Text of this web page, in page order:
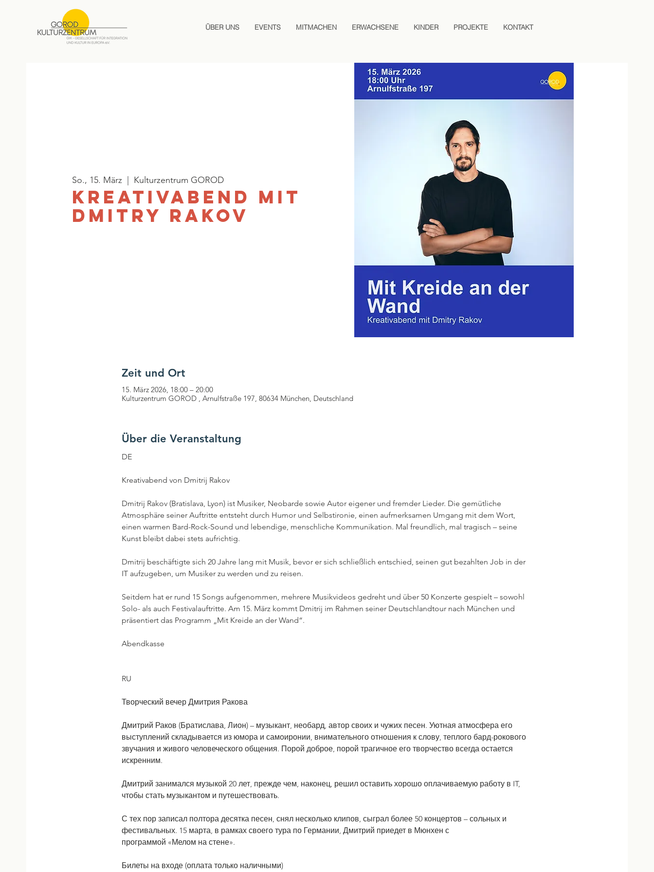
ÜBER UNS EVENTS MITMACHEN ERWACHSENE KINDER PROJEKTE KONTAKT
So., 15. März Kulturzentrum GOROD
Kreativabend mit
Dmitry Rakov
Zeit und Ort
15. März 2026, 18:00 – 20:00
Kulturzentrum GOROD , Arnulfstraße 197, 80634 München, Deutschland
Über die Veranstaltung
DE
Kreativabend von Dmitrij Rakov
Dmitrij Rakov (Bratislava, Lyon) ist Musiker, Neobarde sowie Autor eigener und fremder Lieder. Die gemütliche
Atmosphäre seiner Auftritte entsteht durch Humor und Selbstironie, einen aufmerksamen Umgang mit dem Wort,
einen warmen Bard-Rock-Sound und lebendige, menschliche Kommunikation. Mal freundlich, mal tragisch – seine
Kunst bleibt dabei stets aufrichtig.
Dmitrij beschäftigte sich 20 Jahre lang mit Musik, bevor er sich schließlich entschied, seinen gut bezahlten Job in der
IT aufzugeben, um Musiker zu werden und zu reisen.
Seitdem hat er rund 15 Songs aufgenommen, mehrere Musikvideos gedreht und über 50 Konzerte gespielt – sowohl
Solo- als auch Festivalauftritte. Am 15. März kommt Dmitrij im Rahmen seiner Deutschlandtour nach München und
präsentiert das Programm „Mit Kreide an der Wand“.
Abendkasse
RU
Творческий вечер Дмитрия Ракова
Дмитрий Раков (Братислава, Лион) – музыкант, необард, автор своих и чужих песен. Уютная атмосфера его
выступлений складывается из юмора и самоиронии, внимательного отношения к слову, теплого бард-рокового
звучания и живого человеческого общения. Порой доброе, порой трагичное его творчество всегда остается
искренним.
Дмитрий занимался музыкой 20 лет, прежде чем, наконец, решил оставить хорошо оплачиваемую работу в IT,
чтобы стать музыкантом и путешествовать.
С тех пор записал полтора десятка песен, снял несколько клипов, сыграл более 50 концертов – сольных и
фестивальных. 15 марта, в рамках своего тура по Германии, Дмитрий приедет в Мюнхен с
программой «Мелом на стене».
Билеты на входе (оплата только наличными)